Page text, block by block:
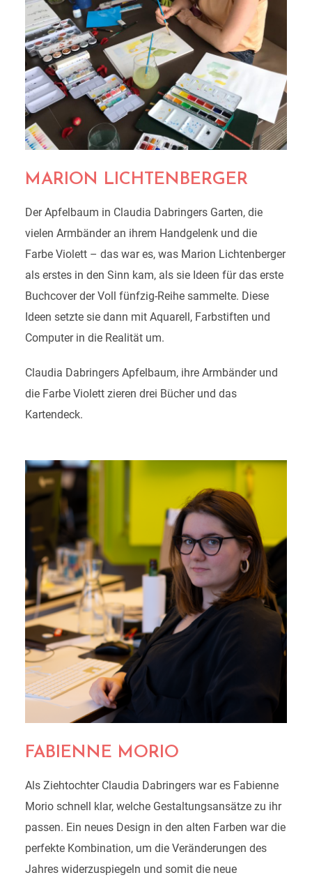
MARION LICHTENBERGER
Der Apfelbaum in Claudia Dabringers Garten, die
vielen Armbänder an ihrem Handgelenk und die
Farbe Violett – das war es, was Marion Lichtenberger
als erstes in den Sinn kam, als sie Ideen für das erste
Buchcover der Voll fünfzig-Reihe sammelte. Diese
Ideen setzte sie dann mit Aquarell, Farbstiften und
Computer in die Realität um.
Claudia Dabringers Apfelbaum, ihre Armbänder und
die Farbe Violett zieren drei Bücher und das
Kartendeck.
FABIENNE MORIO
Als Ziehtochter Claudia Dabringers war es Fabienne
Morio schnell klar, welche Gestaltungsansätze zu ihr
passen. Ein neues Design in den alten Farben war die
perfekte Kombination, um die Veränderungen des
Jahres widerzuspiegeln und somit die neue